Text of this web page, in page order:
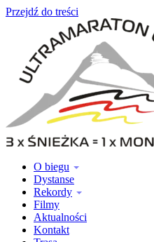
Przejdź do treści
O biegu
Dystanse
Rekordy
Filmy
Aktualności
Kontakt